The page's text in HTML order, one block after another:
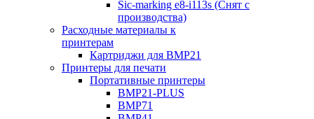
Sic-marking e8-i113s (Снят с
производства)
Расходные материалы к
принтерам
Картриджи для BMP21
Принтеры для печати
Портативные принтеры
BMP21-PLUS
BMP71